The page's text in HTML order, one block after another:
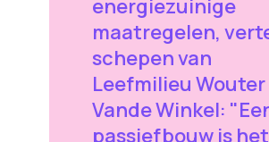
energiezuinige
maatregelen,
schepen van
Leefmilieu Wouter
Vande Winkel:
passiefbouw is het